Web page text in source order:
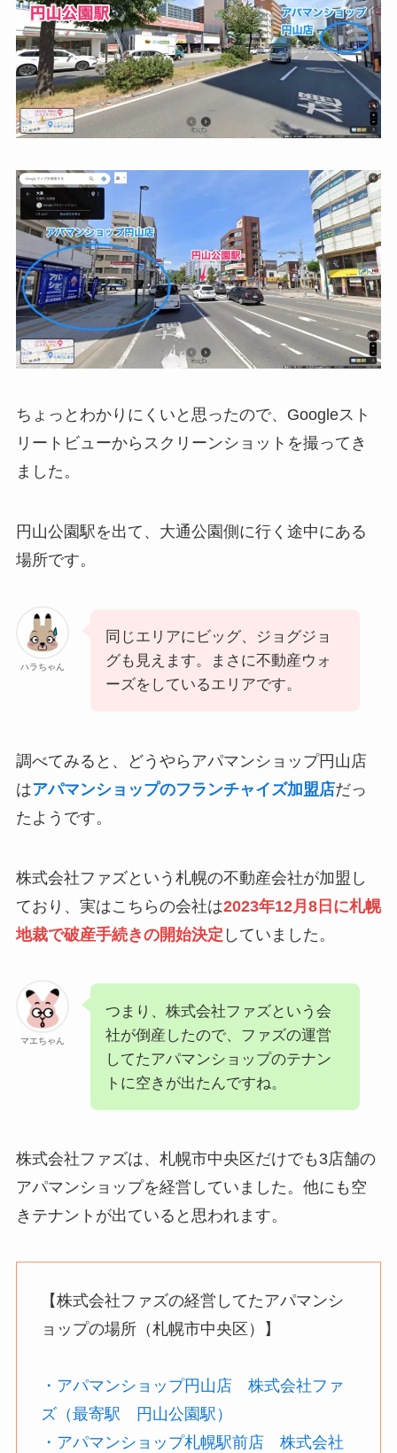
ちょっとわかりにくいと思ったので、Googleスト
リートビューからスクリーンショットを撮ってき
ました。
円山公園駅を出て、大通公園側に行く途中にある
場所です。
ハラちゃん
同じエリアにビッグ、ジョグジョ
グも見えます。まさに不動産ウォ
ーズをしているエリアです。
調べてみると、どうやらアパマンショップ円山店
はアパマンショップのフランチャイズ加盟店だっ
たようです。
株式会社ファズという札幌の不動産会社が加盟し
ており、実はこちらの会社は2023年12月8日に札幌
地裁で破産手続きの開始決定 していました。
マエちゃん
つまり、株式会社ファズという会
社が倒産したので、ファズの運営
してたアパマンショップのテナン
トに空きが出たんですね。
株式会社ファズは、札幌市中央区だけでも3店舗の
アパマンショップを経営していました。他にも空
きテナントが出ていると思われます。
【株式会社ファズの経営してたアパマンシ
ョップの場所（札幌市中央区）】
・アパマンショップ円山店 株式会社ファ
ズ（最寄駅 円山公園駅）
・アパマンショップ札幌駅前店 株式会社